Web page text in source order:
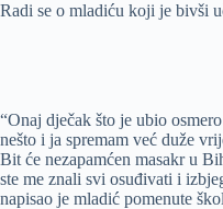
Radi se o mladiću koji je bivši
“Onaj dječak što je ubio
nešto i ja spremam već duže
Bit će nezapamćen masakr u
ste me znali svi osuđivati i
napisao je mladić pomenute